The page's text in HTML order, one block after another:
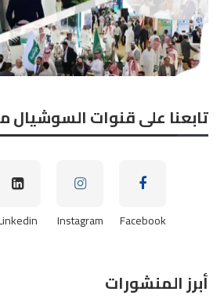
تابعنا على قنوات السوشيال
Facebook
Instagram
أبرز المنشورات